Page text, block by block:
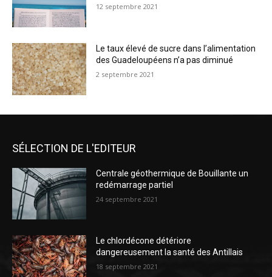
12 septembre 2021
Le taux élevé de sucre dans l’alimentation
des Guadeloupéens n’a pas diminué
2 septembre 2021
SÉLECTION DE L'EDITEUR
Centrale géothermique de Bouillante un
redémarrage partiel
24 septembre 2021
Le chlordécone détériore
dangereusement la santé des Antillais
18 septembre 2021